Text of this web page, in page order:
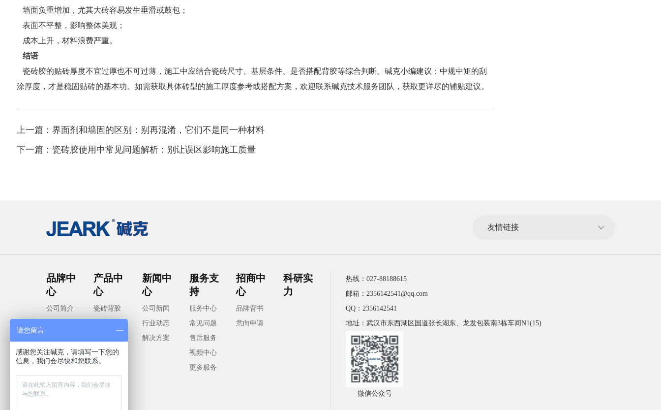
墙面负重增加，尤其大砖容易发生垂滑或鼓包；
表面不平整，影响整体美观；
成本上升，材料浪费严重。
结语
瓷砖胶的贴砖厚度不宜过厚也不可过薄，施工中应结合瓷砖尺寸、基层条件、是否搭配背胶等综合判断。碱克小编建议：中规中矩的刮
涂厚度，才是稳固贴砖的基本功。如需获取具体砖型的施工厚度参考或搭配方案，欢迎联系碱克技术服务团队，获取更详尽的辅贴建议。
上一篇：界面剂和墙固的区别：别再混淆，它们不是同一种材料
下一篇：瓷砖胶使用中常见问题解析：别让误区影响施工质量
友情链接
品牌中
心
公司简介
发展历程
企业环境
社会责任
产品中
心
瓷砖背胶
系列
列
新闻中
心
公司新闻
行业动态
解决方案
服务支
持
服务中心
常见问题
售后服务
视频中心
更多服务
招商中
心
品牌背书
意向申请
科研实
力
热线： 027-88188615
邮箱：2356142541@qq.com
QQ：2356142541
地址：武汉市东西湖区国道张长湖东、龙发包装南3栋车间N1(15)
微信公众号
请您留言
感谢您关注碱克，请填写一下您的
信息，我们会尽快和您联系。